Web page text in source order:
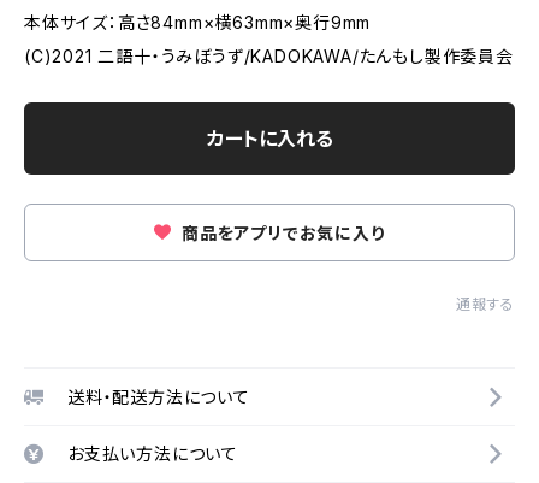
本体サイズ：高さ84mm×横63mm×奥行9mm
(C)2021 二語十・うみぼうず/KADOKAWA/たんもし製作委員会
カートに入れる
商品をアプリでお気に入り
通報する
送料・配送方法について
お支払い方法について